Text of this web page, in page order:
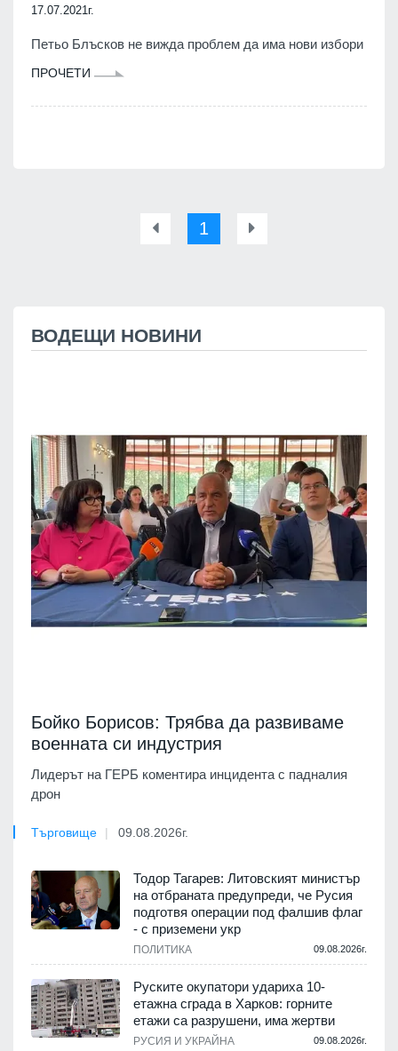
17.07.2021г.
Петьо Блъсков не вижда проблем да има нови избори
ПРОЧЕТИ
1
ВОДЕЩИ НОВИНИ
Бойко Борисов: Трябва да развиваме
военната си индустрия
Лидерът на ГЕРБ коментира инцидента с падналия
дрон
Търговище 09.08.2026г.
Тодор Тагарев: Литовският министър
на отбраната предупреди, че Русия
подготвя операции под фалшив флаг
- с приземени укр
ПОЛИТИКА 09.08.2026г.
Руските окупатори удариха 10-
етажна сграда в Харков: горните
етажи са разрушени, има жертви
РУСИЯ И УКРАЙНА 09.08.2026г.